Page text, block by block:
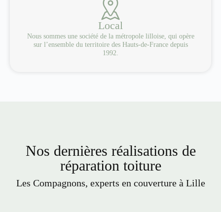
Local
Nous sommes une société de la métropole lilloise, qui opère
sur l’ensemble du territoire des Hauts-de-France depuis
1992.
Nos dernières réalisations de
réparation toiture
Les Compagnons, experts en couverture à Lille